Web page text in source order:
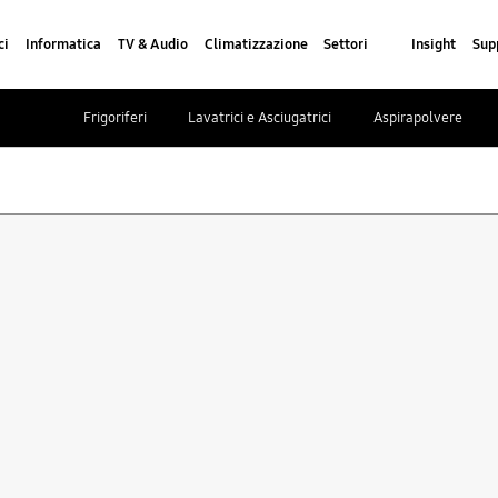
Informatica TV & Audio Climatizzazione Settori Insight
Frigoriferi Lavatrici e Asciugatrici Aspirapolvere
vantaggi di Samsung
Sconti, offerte e servizi dedicati per i titolari di Partita IVA
dedicato.